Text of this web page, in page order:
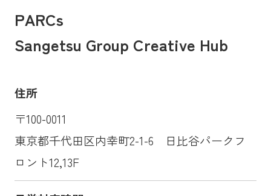
PARCs
Sangetsu Group Creative Hub
住所
〒100-0011
東京都千代田区内幸町2-1-6 日比谷パークフ
ロント12,13F